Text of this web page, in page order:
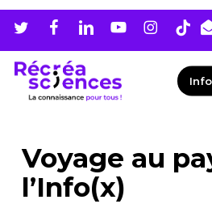
Skip
main
content
Voyage au
l’Info(x)